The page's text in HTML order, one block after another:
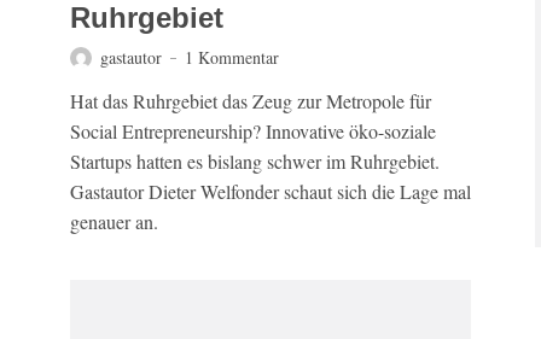
Ruhrgebiet
gastautor 1 Kommentar
Hat das Ruhrgebiet das Zeug zur Metropole für
Social Entrepreneurship? Innovative öko-soziale
Startups hatten es bislang schwer im Ruhrgebiet.
Gastautor Dieter Welfonder schaut sich die Lage mal
genauer an.